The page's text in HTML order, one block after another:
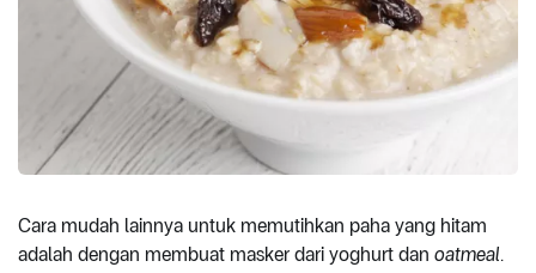
Cara mudah lainnya untuk memutihkan paha yang hitam
adalah dengan membuat masker dari yoghurt dan oatmeal.